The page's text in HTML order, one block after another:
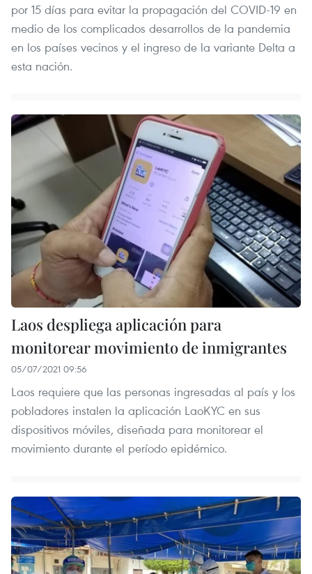
por 15 días para evitar la propagación del COVID-19 en
medio de los complicados desarrollos de la pandemia
en los países vecinos y el ingreso de la variante Delta a
esta nación.
Laos despliega aplicación para
monitorear movimiento de inmigrantes
05/07/2021 09:56
Laos requiere que las personas ingresadas al país y los
pobladores instalen la aplicación LaoKYC en sus
dispositivos móviles, diseñada para monitorear el
movimiento durante el período epidémico.